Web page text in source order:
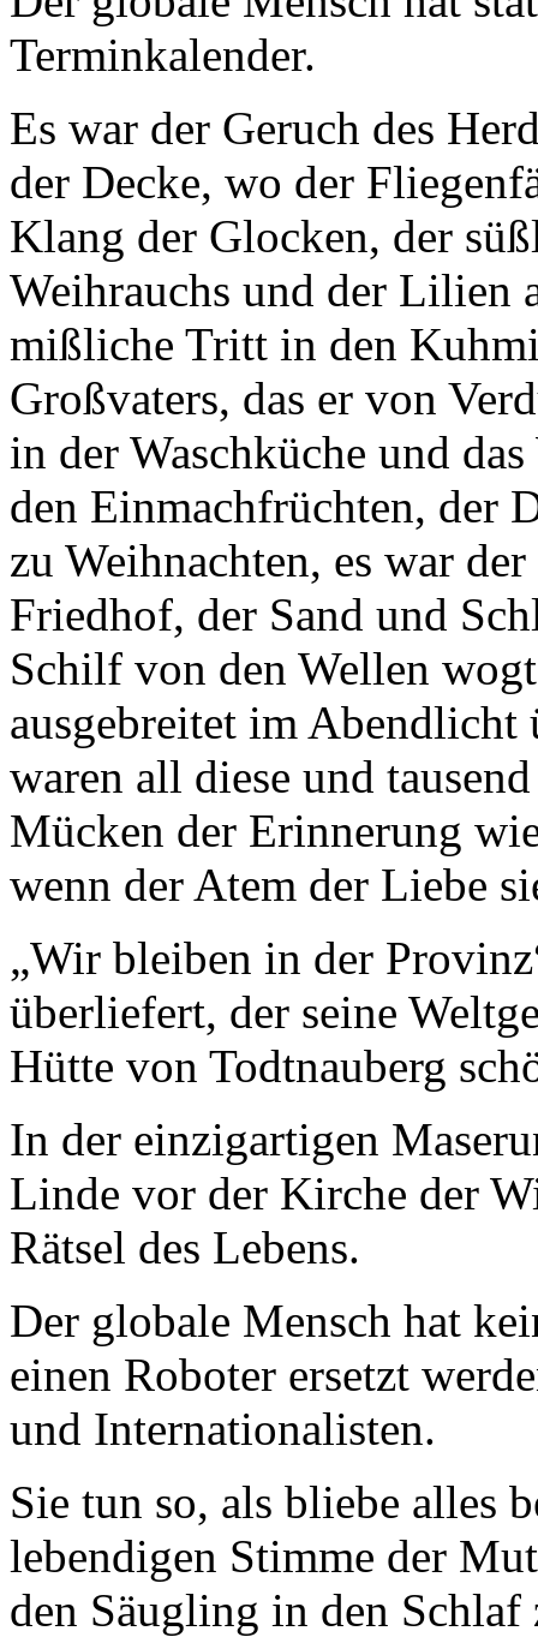
Terminkalender.
Es war der Geruch des
der Decke, wo der
Klang der Glocken, der
Weihrauchs und der Lilien
mißliche Tritt in den
Großvaters, das er von
in der Waschküche und
den Einmachfrüchten, der
zu Weihnachten, es war
Friedhof, der Sand und
Schilf von den Wellen
ausgebreitet im Abendlicht
waren all diese und
Mücken der Erinnerung
wenn der Atem der Liebe
„Wir bleiben in der
überliefert, der seine
Hütte von Todtnauberg
In der einzigartigen
Linde vor der Kirche der
Rätsel des Lebens.
Der globale Mensch hat
einen Roboter ersetzt
und Internationalisten.
Sie tun so, als bliebe alles
lebendigen Stimme der
den Säugling in den Schlaf